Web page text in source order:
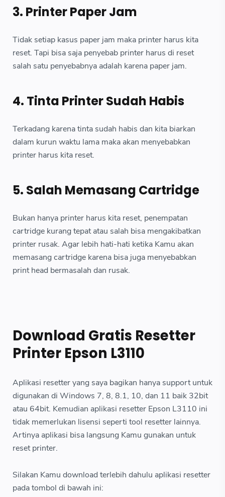
3. Printer Paper Jam
Tidak setiap kasus paper jam maka printer harus kita
reset. Tapi bisa saja penyebab printer harus di reset
salah satu penyebabnya adalah karena paper jam.
4. Tinta Printer Sudah Habis
Terkadang karena tinta sudah habis dan kita biarkan
dalam kurun waktu lama maka akan menyebabkan
printer harus kita reset.
5. Salah Memasang Cartridge
Bukan hanya printer harus kita reset, penempatan
cartridge kurang tepat atau salah bisa mengakibatkan
printer rusak. Agar lebih hati-hati ketika Kamu akan
memasang cartridge karena bisa juga menyebabkan
print head bermasalah dan rusak.
Download Gratis Resetter
Printer Epson L3110
Aplikasi resetter yang saya bagikan hanya support untuk
digunakan di Windows 7, 8, 8.1, 10, dan 11 baik 32bit
atau 64bit. Kemudian aplikasi resetter Epson L3110 ini
tidak memerlukan lisensi seperti tool resetter lainnya.
Artinya aplikasi bisa langsung Kamu gunakan untuk
reset printer.
Silakan Kamu download terlebih dahulu aplikasi resetter
pada tombol di bawah ini: